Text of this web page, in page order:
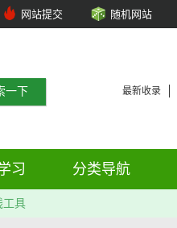
网站提交 随机网站
最新收录
习 分类导航
工具